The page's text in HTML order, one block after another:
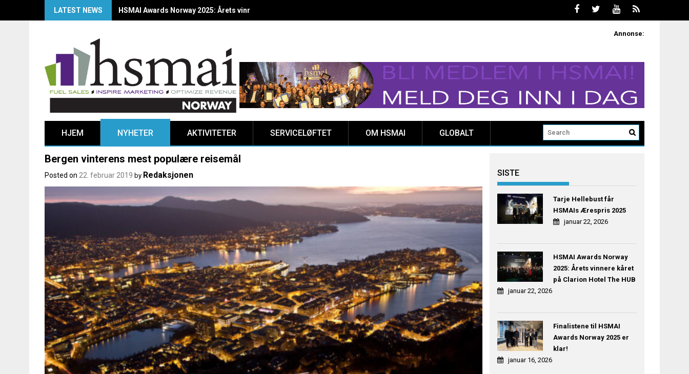
LATEST NEWS HSMAI Awards Norway 2025: Årets vinnere kåret på Clarion Hotel The HUB
Annonse:
HJEM NYHETER AKTIVITETER SERVICELØFTET OM HSMAI GLOBALT
Bergen vinterens mest populære reisemål
Posted on 22. februar 2019 by Redaksjonen SISTE
Tarje Hellebust får
HSMAIs Ærespris 2025
januar 22, 2026
HSMAI Awards Norway
2025: Årets vinnere kåret
på Clarion Hotel The HUB
januar 22, 2026
Finalistene til HSMAI
Awards Norway 2025 er
klar!
januar 16, 2026